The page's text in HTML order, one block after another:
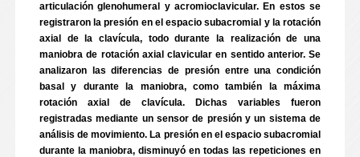
articulación glenohumeral y acromioclavicular. En estos se
registraron la presión en el espacio subacromial y la rotación
axial de la clavícula, todo durante la realización de una
maniobra de rotación axial clavicular en sentido anterior. Se
analizaron las diferencias de presión entre una condición
basal y durante la maniobra, como también la máxima
rotación axial de clavícula. Dichas variables fueron
registradas mediante un sensor de presión y un sistema de
análisis de movimiento. La presión en el espacio subacromial
durante la maniobra, disminuyó en todas las repeticiones en